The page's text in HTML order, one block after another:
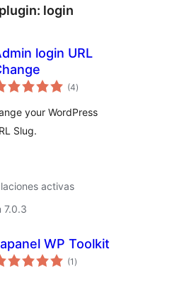
login
login URL
(4total
de
)
your WordPress
Slug.
activas
7.0.3
WP Toolkit
(1 total
de
)